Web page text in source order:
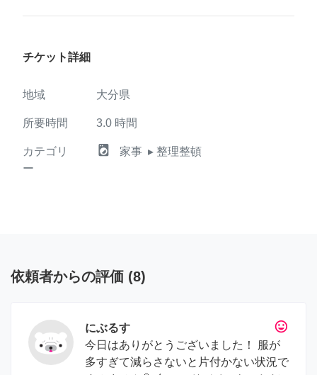
チケット詳細
地域 大分県
所要時間 3.0 時間
カテゴリ
ー
local_laundry_service 家事 ▸ 整理整頓
依頼者からの評価 (8)
tag_faces
にぶるす
今日はありがとうございました！ 服が
多すぎて減らさないと片付かない状況で